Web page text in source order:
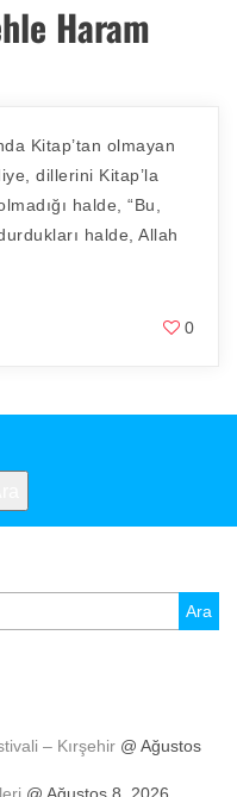
Haram
Kitap’tan olmayan
dillerini Kitap’la
halde, “Bu,
halde, Allah
0
– Kırşehir @ Ağustos